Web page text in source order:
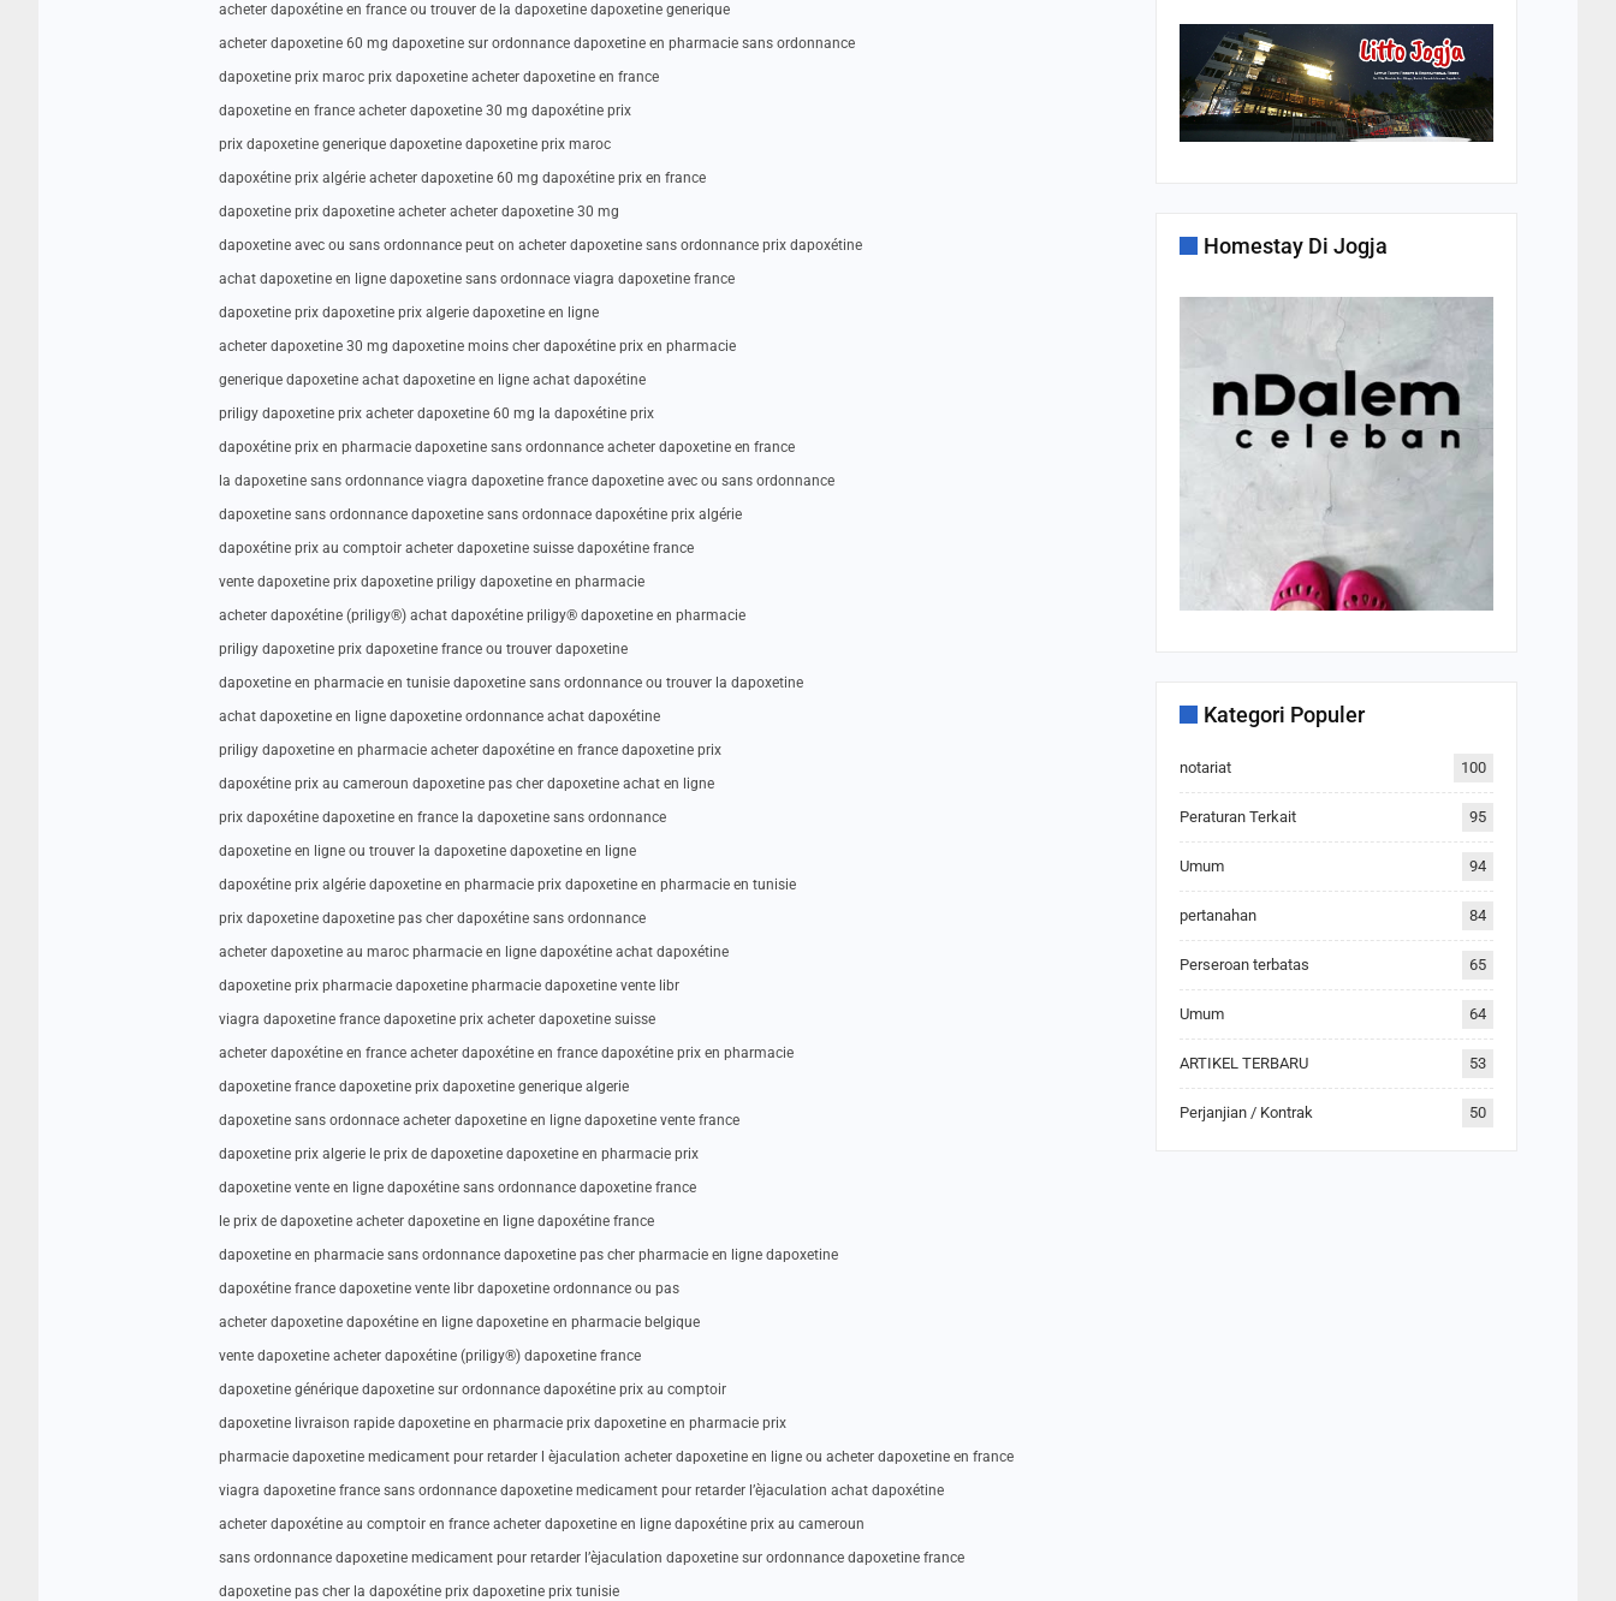
acheter dapoxétine en france ou trouver de la dapoxetine dapoxetine generique
acheter dapoxetine 60 mg dapoxetine sur ordonnance dapoxetine en pharmacie sans ordonnance
dapoxetine prix maroc prix dapoxetine acheter dapoxetine en france
dapoxetine en france acheter dapoxetine 30 mg dapoxétine prix
prix dapoxetine generique dapoxetine dapoxetine prix maroc
dapoxétine prix algérie acheter dapoxetine 60 mg dapoxétine prix en france
dapoxetine prix dapoxetine acheter acheter dapoxetine 30 mg
dapoxetine avec ou sans ordonnance peut on acheter dapoxetine sans ordonnance prix dapoxétine
achat dapoxetine en ligne dapoxetine sans ordonnace viagra dapoxetine france
dapoxetine prix dapoxetine prix algerie dapoxetine en ligne
acheter dapoxetine 30 mg dapoxetine moins cher dapoxétine prix en pharmacie
generique dapoxetine achat dapoxetine en ligne achat dapoxétine
priligy dapoxetine prix acheter dapoxetine 60 mg la dapoxétine prix
dapoxétine prix en pharmacie dapoxetine sans ordonnance acheter dapoxetine en france
la dapoxetine sans ordonnance viagra dapoxetine france dapoxetine avec ou sans ordonnance
dapoxetine sans ordonnance dapoxetine sans ordonnace dapoxétine prix algérie
dapoxétine prix au comptoir acheter dapoxetine suisse dapoxétine france
vente dapoxetine prix dapoxetine priligy dapoxetine en pharmacie
acheter dapoxétine (priligy®) achat dapoxétine priligy® dapoxetine en pharmacie
priligy dapoxetine prix dapoxetine france ou trouver dapoxetine
dapoxetine en pharmacie en tunisie dapoxetine sans ordonnance ou trouver la dapoxetine
achat dapoxetine en ligne dapoxetine ordonnance achat dapoxétine
priligy dapoxetine en pharmacie acheter dapoxétine en france dapoxetine prix
dapoxétine prix au cameroun dapoxetine pas cher dapoxetine achat en ligne
prix dapoxétine dapoxetine en france la dapoxetine sans ordonnance
dapoxetine en ligne ou trouver la dapoxetine dapoxetine en ligne
dapoxétine prix algérie dapoxetine en pharmacie prix dapoxetine en pharmacie en tunisie
prix dapoxetine dapoxetine pas cher dapoxétine sans ordonnance
acheter dapoxetine au maroc pharmacie en ligne dapoxétine achat dapoxétine
dapoxetine prix pharmacie dapoxetine pharmacie dapoxetine vente libr
viagra dapoxetine france dapoxetine prix acheter dapoxetine suisse
acheter dapoxétine en france acheter dapoxétine en france dapoxétine prix en pharmacie
dapoxetine france dapoxetine prix dapoxetine generique algerie
dapoxetine sans ordonnace acheter dapoxetine en ligne dapoxetine vente france
dapoxetine prix algerie le prix de dapoxetine dapoxetine en pharmacie prix
dapoxetine vente en ligne dapoxétine sans ordonnance dapoxetine france
le prix de dapoxetine acheter dapoxetine en ligne dapoxétine france
dapoxetine en pharmacie sans ordonnance dapoxetine pas cher pharmacie en ligne dapoxetine
dapoxétine france dapoxetine vente libr dapoxetine ordonnance ou pas
acheter dapoxetine dapoxétine en ligne dapoxetine en pharmacie belgique
vente dapoxetine acheter dapoxétine (priligy®) dapoxetine france
dapoxetine générique dapoxetine sur ordonnance dapoxétine prix au comptoir
dapoxetine livraison rapide dapoxetine en pharmacie prix dapoxetine en pharmacie prix
pharmacie dapoxetine medicament pour retarder l èjaculation acheter dapoxetine en ligne ou acheter dapoxetine en france
viagra dapoxetine france sans ordonnance dapoxetine medicament pour retarder l’èjaculation achat dapoxétine
acheter dapoxétine au comptoir en france acheter dapoxetine en ligne dapoxétine prix au cameroun
sans ordonnance dapoxetine medicament pour retarder l’èjaculation dapoxetine sur ordonnance dapoxetine france
dapoxetine pas cher la dapoxétine prix dapoxetine prix tunisie
Homestay Di Jogja
Kategori Populer
notariat 100
Peraturan Terkait 95
Umum 94
pertanahan 84
Perseroan terbatas 65
Umum 64
ARTIKEL TERBARU 53
Perjanjian / Kontrak 50